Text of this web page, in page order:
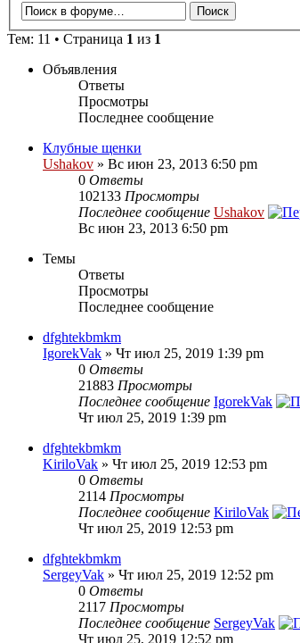
Тем: 11 • Страница 1 из 1
Объявления
Ответы
Просмотры
Последнее сообщение
Клубные щенки
Ushakov » Вс июн 23, 2013 6:50 pm
0 Ответы
102133 Просмотры
Последнее сообщение Ushakov
Вс июн 23, 2013 6:50 pm
Темы
Ответы
Просмотры
Последнее сообщение
dfghtekbmkm
IgorekVak » Чт июл 25, 2019 1:39 pm
0 Ответы
21883 Просмотры
Последнее сообщение IgorekVak
Чт июл 25, 2019 1:39 pm
dfghtekbmkm
KiriloVak » Чт июл 25, 2019 12:53 pm
0 Ответы
2114 Просмотры
Последнее сообщение KiriloVak
Чт июл 25, 2019 12:53 pm
dfghtekbmkm
SergeyVak » Чт июл 25, 2019 12:52 pm
0 Ответы
2117 Просмотры
Последнее сообщение SergeyVak
Чт июл 25, 2019 12:52 pm